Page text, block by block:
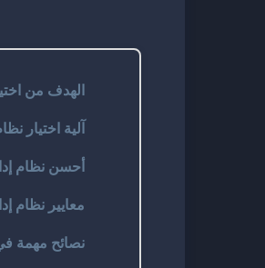
الهدف من
آلية اختيار
أحسن نظام
معايير نظام
نصائح مهمة